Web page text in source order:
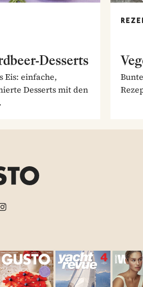
Desserts
Eis: einfache,
Desserts mit den